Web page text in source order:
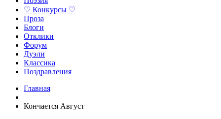
♡ Конкурсы ♡
Проза
Блоги
Отклики
Форум
Дуэли
Классика
Поздравления
Главная
Кончается Август